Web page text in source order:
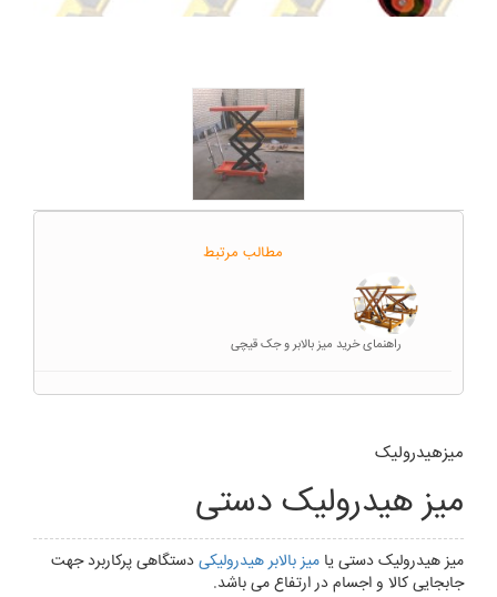
مطالب مرتبط
راهنمای خرید میز بالابر و جک قیچی
میزهیدرولیک
میز هیدرولیک دستی
میز هیدرولیک دستی یامیز بالابر هیدرولیکیدستگاهی پرکاربرد جهت
جابجایی کالا و اجسام در ارتفاع می باشد.